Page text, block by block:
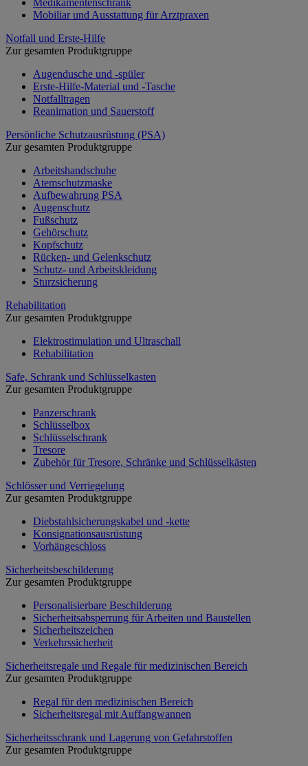
Mobiliar und Ausstattung für Arztpraxen
Notfall und Erste-Hilfe
Zur gesamten Produktgruppe
Augendusche und -spüler
Erste-Hilfe-Material und -Tasche
Notfalltragen
Reanimation und Sauerstoff
Persönliche Schutzausrüstung (PSA)
Zur gesamten Produktgruppe
Arbeitshandschuhe
Atemschutzmaske
Aufbewahrung PSA
Augenschutz
Fußschutz
Gehörschutz
Kopfschutz
Rücken- und Gelenkschutz
Schutz- und Arbeitskleidung
Sturzsicherung
Rehabilitation
Zur gesamten Produktgruppe
Elektrostimulation und Ultraschall
Rehabilitation
Safe, Schrank und Schlüsselkasten
Zur gesamten Produktgruppe
Panzerschrank
Schlüsselbox
Schlüsselschrank
Tresore
Zubehör für Tresore, Schränke und Schlüsselkästen
Schlösser und Verriegelung
Zur gesamten Produktgruppe
Diebstahlsicherungskabel und -kette
Konsignationsausrüstung
Vorhängeschloss
Sicherheitsbeschilderung
Zur gesamten Produktgruppe
Personalisierbare Beschilderung
Sicherheitsabsperrung für Arbeiten und Baustellen
Sicherheitszeichen
Verkehrssicherheit
Sicherheitsregale und Regale für medizinischen Bereich
Zur gesamten Produktgruppe
Regal für den medizinischen Bereich
Sicherheitsregal mit Auffangwannen
Sicherheitsschrank und Lagerung von Gefahrstoffen
Zur gesamten Produktgruppe